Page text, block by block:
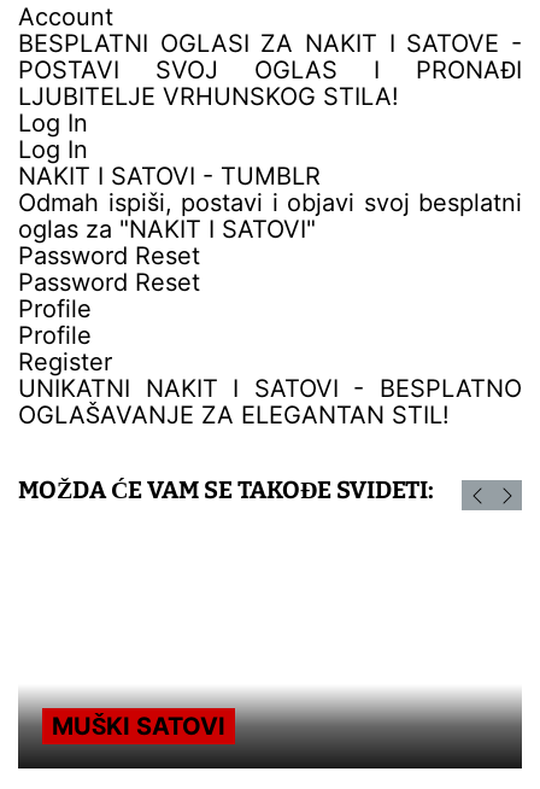
Account
BESPLATNI OGLASI ZA NAKIT I SATOVE -
POSTAVI SVOJ OGLAS I PRONAĐI
LJUBITELJE VRHUNSKOG STILA!
Log In
Log In
NAKIT I SATOVI - TUMBLR
Odmah ispiši, postavi i objavi svoj besplatni
oglas za "NAKIT I SATOVI"
Password Reset
Password Reset
Profile
Profile
Register
UNIKATNI NAKIT I SATOVI - BESPLATNO
OGLAŠAVANJE ZA ELEGANTAN STIL!
MOŽDA ĆE VAM SE TAKOĐE SVIDETI:
MUŠKI SATOVI